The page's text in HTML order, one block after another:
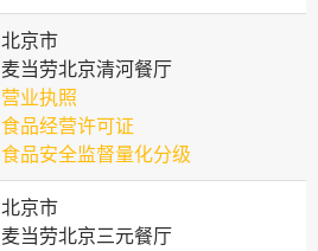
北京市
麦当劳北京清河餐厅
营业执照
食品经营许可证
食品安全监督量化分级
北京市
麦当劳北京三元餐厅